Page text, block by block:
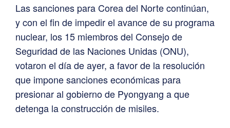
Las sanciones para Corea del Norte continúan,
y con el fin de impedir el avance de su programa
nuclear, los 15 miembros del Consejo de
Seguridad de las Naciones Unidas (ONU),
votaron el día de ayer, a favor de la resolución
que impone sanciones económicas para
presionar al gobierno de Pyongyang a que
detenga la construcción de misiles.